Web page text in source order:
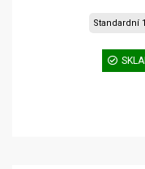
Standardní